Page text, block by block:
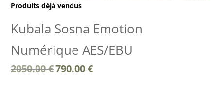
Produits déjà vendus
Kubala Sosna Emotion
Numérique AES/EBU
2050.00€ Le
790.00€Le